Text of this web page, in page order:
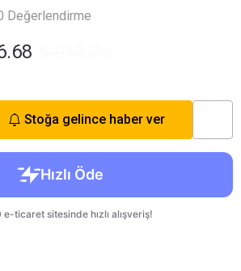
Değerlendirme
Stoğa gelince haber ver